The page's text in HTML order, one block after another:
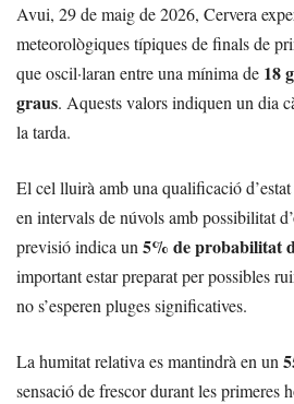
Avui, 29 de maig de 2026, Cervera
meteorològiques típiques de finals de
que oscil·laran entre una mínima de 18
graus. Aquests valors indiquen un dia
la tarda.
El cel lluirà amb una qualificació
en intervals de núvols amb possibilitat
previsió indica un5% de probabilitat
important estar preparat per possibles
no s’esperen pluges significatives.
La humitat relativa es mantindrà en un
sensació de frescor durant les primeres